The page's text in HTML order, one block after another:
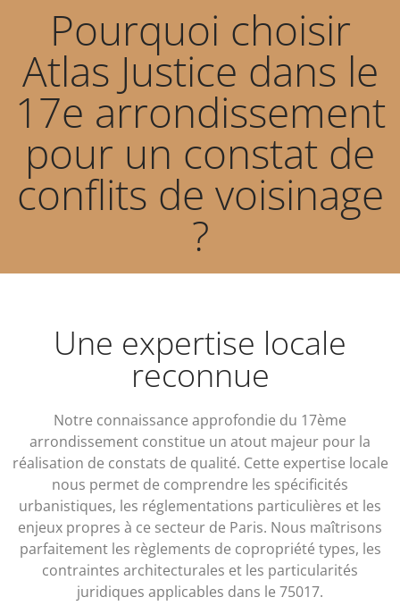
Pourquoi choisir
Atlas Justice dans le
17e arrondissement
pour un constat de
conflits de voisinage
?
Une expertise locale
reconnue
Notre connaissance approfondie du 17ème
arrondissement constitue un atout majeur pour la
réalisation de constats de qualité. Cette expertise locale
nous permet de comprendre les spécificités
urbanistiques, les réglementations particulières et les
enjeux propres à ce secteur de Paris. Nous maîtrisons
parfaitement les règlements de copropriété types, les
contraintes architecturales et les particularités
juridiques applicables dans le 75017.